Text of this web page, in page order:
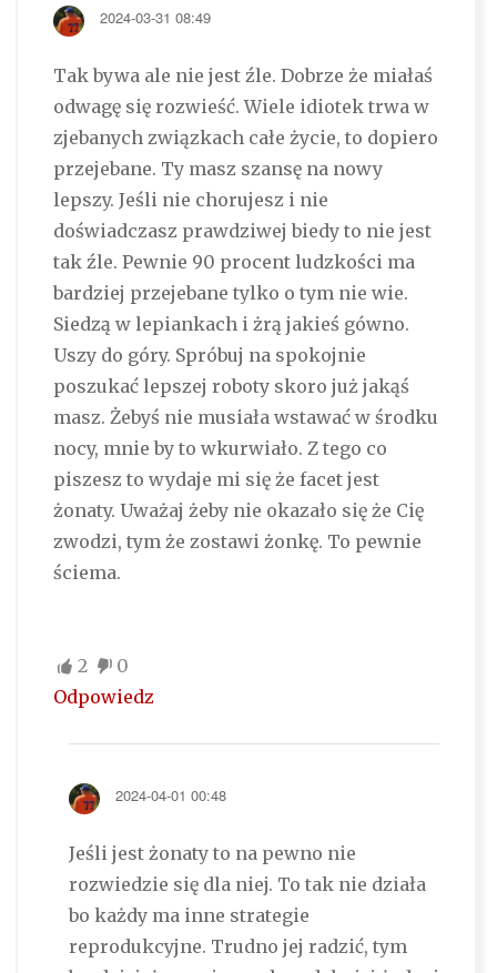
2024-03-31 08:49
Tak bywa ale nie jest źle. Dobrze że miałaś
odwagę się rozwieść. Wiele idiotek trwa w
zjebanych związkach całe życie, to dopiero
przejebane. Ty masz szansę na nowy
lepszy. Jeśli nie chorujesz i nie
doświadczasz prawdziwej biedy to nie jest
tak źle. Pewnie 90 procent ludzkości ma
bardziej przejebane tylko o tym nie wie.
Siedzą w lepiankach i żrą jakieś gówno.
Uszy do góry. Spróbuj na spokojnie
poszukać lepszej roboty skoro już jakąś
masz. Żebyś nie musiała wstawać w środku
nocy, mnie by to wkurwiało. Z tego co
piszesz to wydaje mi się że facet jest
żonaty. Uważaj żeby nie okazało się że Cię
zwodzi, tym że zostawi żonkę. To pewnie
ściema.
2
0
Odpowiedz
2024-04-01 00:48
Jeśli jest żonaty to na pewno nie
rozwiedzie się dla niej. To tak nie działa
bo każdy ma inne strategie
reprodukcyjne. Trudno jej radzić, tym